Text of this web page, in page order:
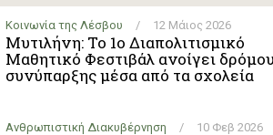
Κοινωνία της Λέσβου / 12 Μάιος 2026
Μυτιλήνη: Το 1ο Διαπολιτισμικό
Μαθητικό Φεστιβάλ ανοίγει
συνύπαρξης μέσα από τα σχολεία
Ανθρωπιστική Διακυβέρνηση / 10 Φεβ 2026